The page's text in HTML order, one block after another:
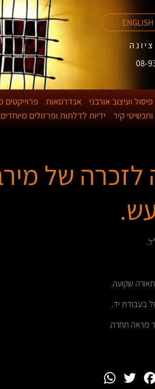
ENGLISH
פיסול ועיצוב אורבני אנדרטאות פרוייקטים
קיר
ידיות לדלתות ופרזולים מיוחדים
של
שקועה.
בעבודת יד.
מראה תחרה.
Facebook
Twitter